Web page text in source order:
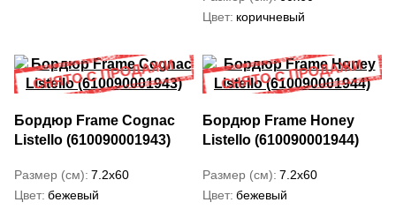
Цвет коричневый
Бордюр Frame Cognac
Listello (610090001943)
Размер (см) 7.2x60
Цвет бежевый
Бордюр Frame Honey
Listello (610090001944)
Размер (см) 7.2x60
Цвет бежевый